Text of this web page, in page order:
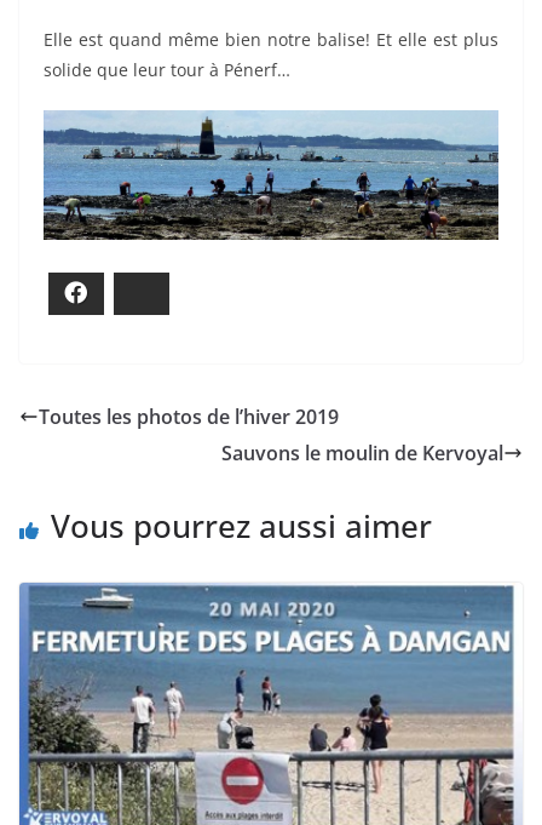
Elle est quand même bien notre balise! Et elle est plus
solide que leur tour à Pénerf…
Toutes les photos de l’hiver 2019
Sauvons le moulin de Kervoyal
Vous pourrez aussi aimer